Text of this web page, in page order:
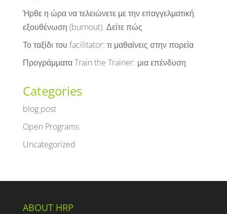
Ήρθε η ώρα να τελειώνετε με την επαγγελματική
εξουθένωση (burnout). Δείτε πώς
Το ταξίδι του facilitator: τι μαθαίνεις στην πορεία
Προγράμματα Train the Trainer: μια επένδυση
Categories
blog post
Open Programs
Uncategorized
ABOUT HRP